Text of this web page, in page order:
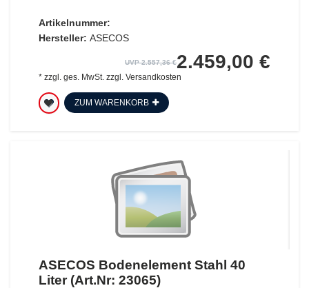
Artikelnummer:
Hersteller: ASECOS
UVP 2.557,36 €2.459,00 €
* zzgl. ges. MwSt.zzgl. Versandkosten
ZUM WARENKORB
ASECOS Bodenelement Stahl 40
Liter (Art.Nr: 23065)